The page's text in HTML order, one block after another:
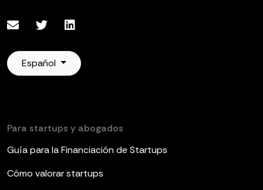
Español
Para startups y abogados
Guía para la Financiación de Startups
Cómo valorar startups